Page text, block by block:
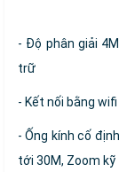
- Độ phân giải
trữ
- Kết nối bằng
- Ống kính cố
tới 30M, Zoom kỹ